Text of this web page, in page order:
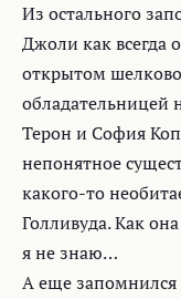
Из остального
Джоли как всегда
открытом
обладательницей
Терон и София
непонятное
какого-то
Голливуда. Как
я не знаю…
А еще запомнился